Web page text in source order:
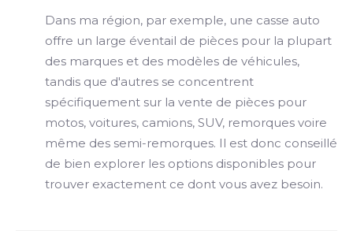
Dans ma région, par exemple, une casse auto
offre un large éventail de pièces pour la plupart
des marques et des modèles de véhicules,
tandis que d'autres se concentrent
spécifiquement sur la vente de pièces pour
motos, voitures, camions, SUV, remorques voire
même des semi-remorques. Il est donc conseillé
de bien explorer les options disponibles pour
trouver exactement ce dont vous avez besoin.